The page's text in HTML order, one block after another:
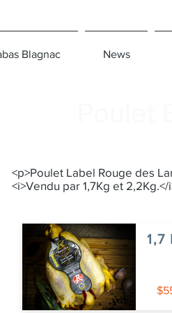
Blagnac News
<p>Poulet Label Rouge des
<i>Vendu par 1,7Kg et 2,2Kg.</
1,7